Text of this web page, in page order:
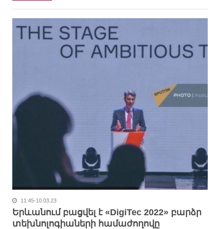
11:45-10.03.23
Երևանում բացվել է «DigiTec 2022» բարձր
տեխնոլոգիաների համաժողովը